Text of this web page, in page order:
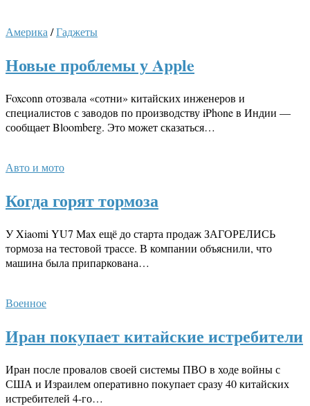
Америка /Гаджеты
Новые проблемы у Apple
Foxconn отозвала «сотни» китайских инженеров и
специалистов с заводов по производству iPhone в Индии —
сообщает Bloomberg. Это может сказаться…
Авто и мото
Когда горят тормоза
У Xiaomi YU7 Max ещё до старта продаж ЗАГОРЕЛИСЬ
тормоза на тестовой трассе. В компании объяснили, что
машина была припаркована…
Военное
Иран покупает китайские истребители
Иран после провалов своей системы ПВО в ходе войны с
США и Израилем оперативно покупает сразу 40 китайских
истребителей 4-го…